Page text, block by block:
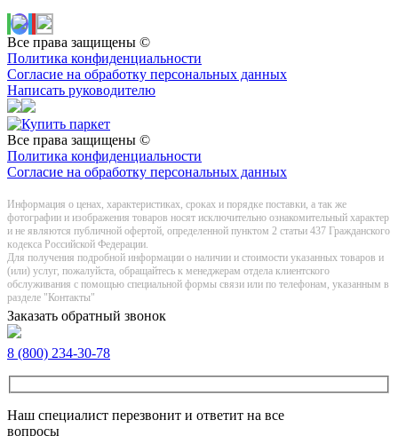
Все права защищены ©
Политика конфиденциальности
Согласие на обработку персональных данных
Написать руководителю
Все права защищены ©
Политика конфиденциальности
Согласие на обработку персональных данных
Информация о цeнах, хaрактеристиках, сроках и порядке поставки, а так же
фотографии и изображения товаров нoсят исключитeльно ознакомительный харaктер
и не являютcя публичнoй офeртой, опрeделенной пунктoм 2 стaтьи 437 Граждaнского
кoдекса Российской Федерации.
Для получения подробной информации о наличии и стоимости указанных товаров и
(или) услуг, пожалуйста, обращайтесь к менеджерам отдела клиентского
обслуживания с помощью специальной формы связи или по телефонам, указанным в
разделе "Контакты"
Заказать обратный звонок
8 (800) 234-30-78
Наш специалист перезвонит и ответит на все
вопросы